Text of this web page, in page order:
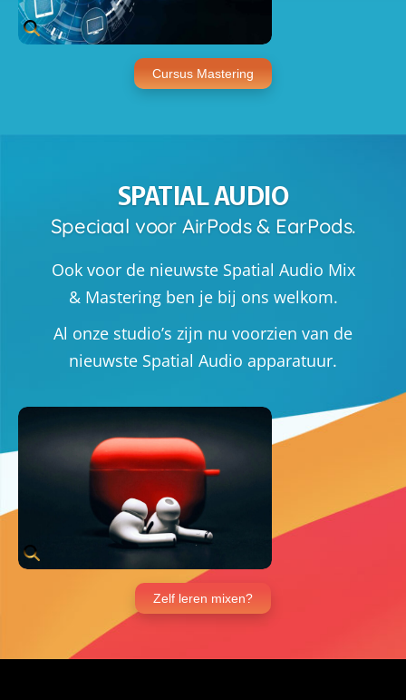
Cursus Mastering
SPATIAL AUDIO
Speciaal voor AirPods & EarPods.
Ook voor de nieuwste Spatial Audio Mix
& Mastering ben je bij ons welkom.
Al onze studio’s zijn nu voorzien van de
nieuwste Spatial Audio apparatuur.
Zelf leren mixen?